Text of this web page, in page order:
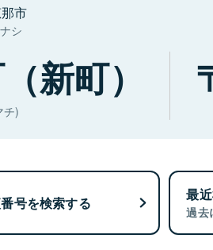
市
シ
新町）
チ)
号を検索する 最
過去